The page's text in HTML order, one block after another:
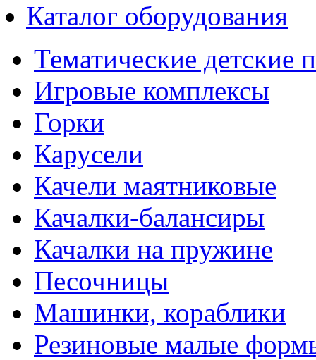
Каталог оборудования
Тематические детские
Игровые комплексы
Горки
Карусели
Качели маятниковые
Качалки-балансиры
Качалки на пружине
Песочницы
Машинки, кораблики
Резиновые малые